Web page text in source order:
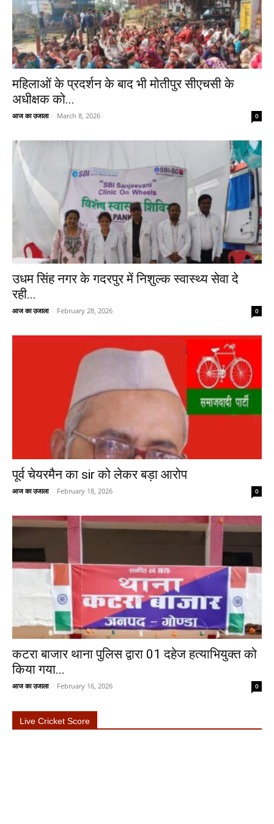
महिलाओं के प्रदर्शन के बाद भी मोतीपुर सीएचसी के
अधीक्षक को...
आज का उजाला - March 8, 2026 0
उधम सिंह नगर के गदरपुर में निशुल्क स्वास्थ्य सेवा दे
रही...
आज का उजाला - February 28, 2026 0
पूर्व चेयरमैन का sir को लेकर बड़ा आरोप
आज का उजाला - February 18, 2026 0
कटरा बाजार थाना पुलिस द्वारा 01 दहेज हत्याभियुक्त को
किया गया...
आज का उजाला - February 16, 2026 0
Live Cricket Score